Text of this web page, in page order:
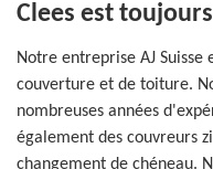
Clees est
Notre entreprise AJ Suisse
couverture et de toiture.
nombreuses années
également des couvreurs
changement de chéneau.